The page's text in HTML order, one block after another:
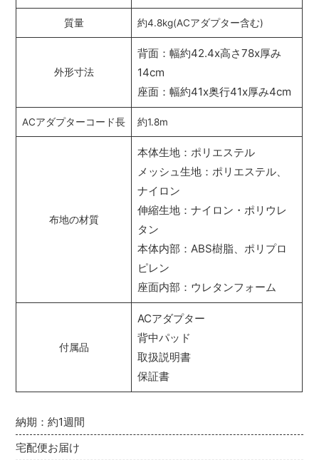
納期：約1週間
宅配便お届け
質量 約4.8kg(ACアダプター含む)
外形寸法
背面：幅約42.4x高さ78x厚み
14cm
座面：幅約41x奥行41x厚み4cm
ACアダプターコード長 約1.8m
布地の材質
本体生地：ポリエステル
メッシュ生地：ポリエステル、
ナイロン
伸縮生地：ナイロン・ポリウレ
タン
本体内部：ABS樹脂、ポリプロ
ピレン
座面内部：ウレタンフォーム
付属品
ACアダプター
背中パッド
取扱説明書
保証書